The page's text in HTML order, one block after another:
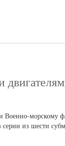
Военно-морскому
из шести